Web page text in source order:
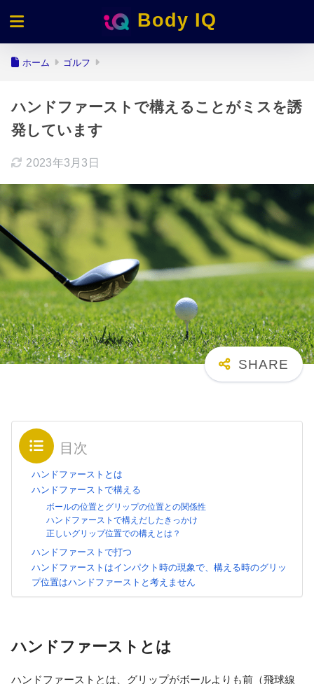
Body IQ
ホーム ゴルフ
ハンドファーストで構えることがミスを誘
発しています
2023年3月3日
目次
ハンドファーストとは
ハンドファーストで構える
ボールの位置とグリップの位置との関係性
ハンドファーストで構えだしたきっかけ
正しいグリップ位置での構えとは？
ハンドファーストで打つ
ハンドファーストはインパクト時の現象で、構える時のグリッ
プ位置はハンドファーストと考えません
ハンドファーストとは
ハンドファーストとは、グリップがボールよりも前（飛球線